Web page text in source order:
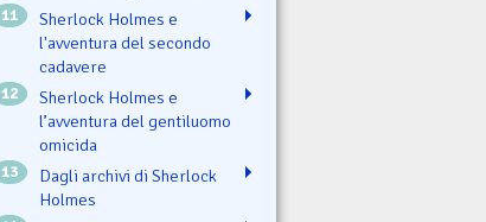
11
Sherlock Holmes e
l'avventura del secondo
cadavere
12
Sherlock Holmes e
l’avventura del gentiluomo
omicida
13
Dagli archivi di Sherlock
Holmes